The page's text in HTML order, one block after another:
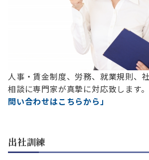
人事・賃金制度、労務、就業規則、
相談に専門家が真摯に対応致します
問い合わせはこちらから」
出社訓練